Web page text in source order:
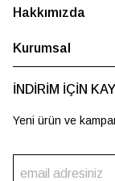
Hakkımızda
Kurumsal
İNDİRİM İÇİN
Yeni ürün ve